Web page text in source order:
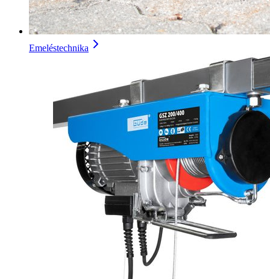
Emeléstechnika